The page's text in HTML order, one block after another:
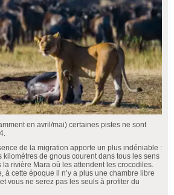
en avril/mai) certaines pistes ne sont
de la migration apporte un plus indéniable :
de gnous courent dans tous les sens
rivière Mara où les attendent les crocodiles.
à cette époque il n’y a plus une chambre libre
vous ne serez pas les seuls à profiter du